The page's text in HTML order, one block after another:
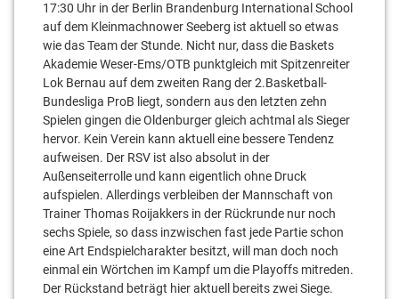
17:30 Uhr in der Berlin Brandenburg International School
auf dem Kleinmachnower Seeberg ist aktuell so etwas
wie das Team der Stunde. Nicht nur, dass die Baskets
Akademie Weser-Ems/OTB punktgleich mit Spitzenreiter
Lok Bernau auf dem zweiten Rang der 2.Basketball-
Bundesliga ProB liegt, sondern aus den letzten zehn
Spielen gingen die Oldenburger gleich achtmal als Sieger
hervor. Kein Verein kann aktuell eine bessere Tendenz
aufweisen. Der RSV ist also absolut in der
Außenseiterrolle und kann eigentlich ohne Druck
aufspielen. Allerdings verbleiben der Mannschaft von
Trainer Thomas Roijakkers in der Rückrunde nur noch
sechs Spiele, so dass inzwischen fast jede Partie schon
eine Art Endspielcharakter besitzt, will man doch noch
einmal ein Wörtchen im Kampf um die Playoffs mitreden.
Der Rückstand beträgt hier aktuell bereits zwei Siege.